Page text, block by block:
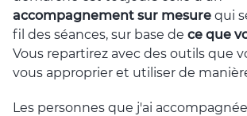
accompagnement sur mesure qui
fil des séances, sur base de ce que
Vous repartirez avec des outils que
vous approprier et utiliser de
Les personnes que j'ai